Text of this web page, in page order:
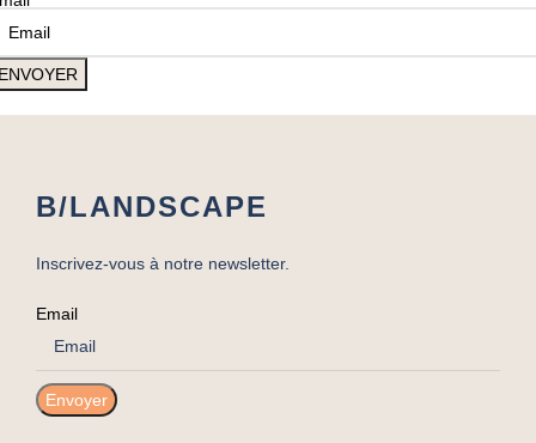
B/LANDSCAPE
Inscrivez-vous à notre newsletter.
Email
Envoyer